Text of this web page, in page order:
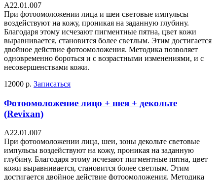
А22.01.007
При фотоомоложении лица и шеи световые импульсы
воздействуют на кожу, проникая на заданную глубину.
Благодаря этому исчезают пигментные пятна, цвет кожи
выравнивается, становится более светлым. Этим достигается
двойное действие фотоомоложения. Методика позволяет
одновременно бороться и с возрастными изменениями, и с
несовершенствами кожи.
12000 р. Записаться
Фотоомоложение лицо + шея + декольте
(Revixan)
А22.01.007
При фотоомоложении лица, шеи, зоны декольте световые
импульсы воздействуют на кожу, проникая на заданную
глубину. Благодаря этому исчезают пигментные пятна, цвет
кожи выравнивается, становится более светлым. Этим
достигается двойное действие фотоомоложения. Методика